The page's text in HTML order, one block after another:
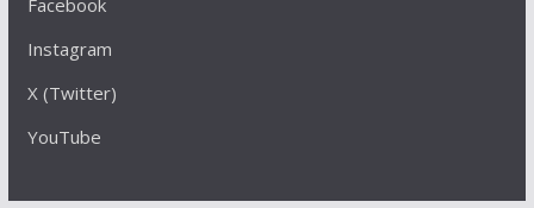
Facebook
Instagram
X (Twitter)
YouTube